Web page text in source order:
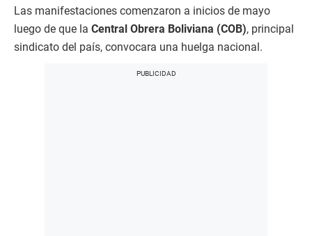
Las manifestaciones comenzaron a inicios de mayo
luego de que la Central Obrera Boliviana (COB), principal
sindicato del país, convocara una huelga nacional.